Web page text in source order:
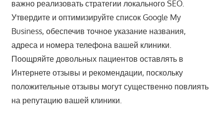
важно реализовать стратегии локального SEO.
Утвердите и оптимизируйте список Google My
Business, обеспечив точное указание названия,
адреса и номера телефона вашей клиники.
Поощряйте довольных пациентов оставлять в
Интернете отзывы и рекомендации, поскольку
положительные отзывы могут существенно повлиять
на репутацию вашей клиники.